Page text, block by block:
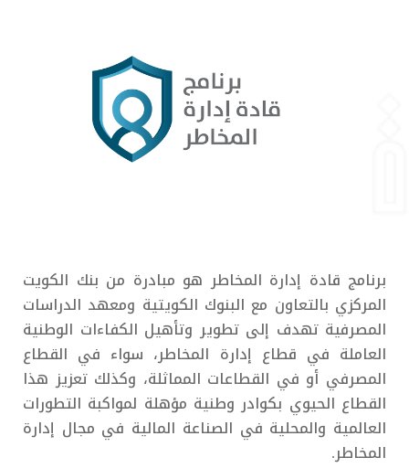
برنامج قادة إدارة المخاطر هو مبادرة من بنك الكويت
المركزي بالتعاون مع البنوك الكويتية ومعهد الدراسات
المصرفية تهدف إلى تطوير وتأهيل الكفاءات الوطنية
العاملة في قطاع إدارة المخاطر، سواء في القطاع
المصرفي أو في القطاعات المماثلة، وكذلك تعزيز هذا
القطاع الحيوي بكوادر وطنية مؤهلة لمواكبة التطورات
العالمية والمحلية في الصناعة المالية في مجال إدارة
المخاطر.